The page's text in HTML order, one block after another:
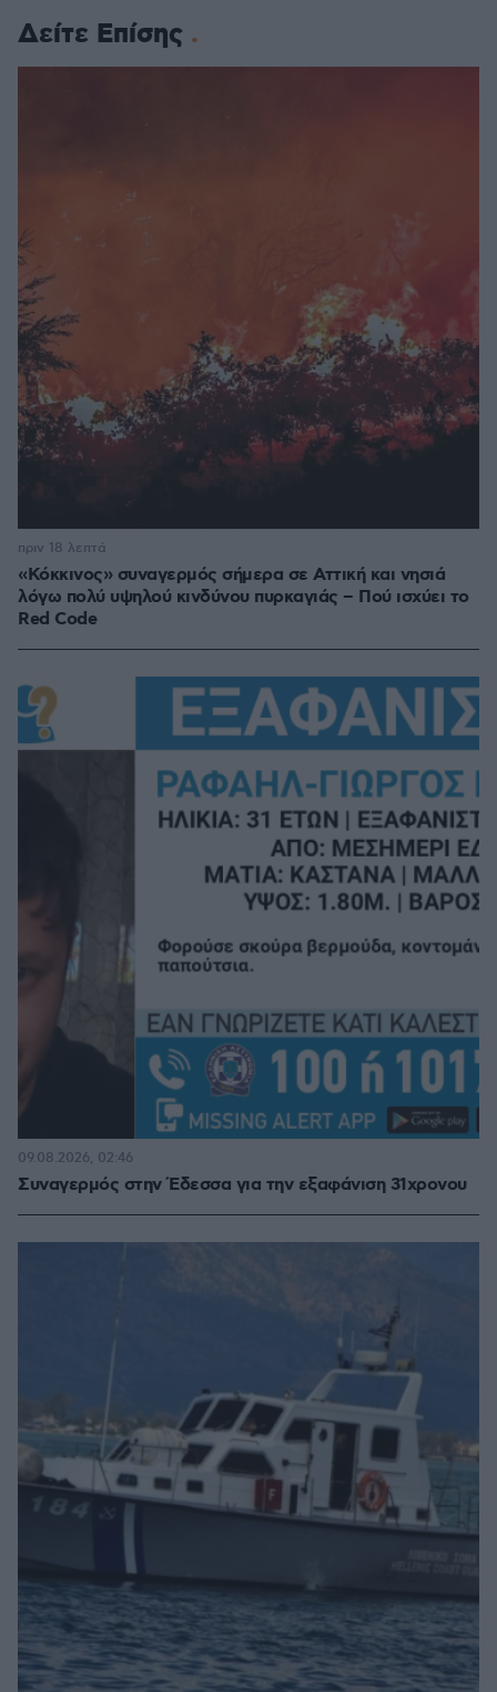
Δείτε Επίσης
«Κόκκινος» συναγερμός σήμερα σε Αττική και νησιά
λόγω πολύ υψηλού κινδύνου πυρκαγιάς – Πού ισχύει το
Red Code
πριν 18 λεπτά
Συναγερμός στην Έδεσσα για την εξαφάνιση 31χρονου
09.08.2026, 02:46